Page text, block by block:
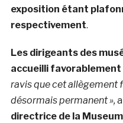
exposition étant
respectivement.
Les dirigeants des
accueilli favorablement
ravis que cet allègement
désormais permanent »,a
directrice de la